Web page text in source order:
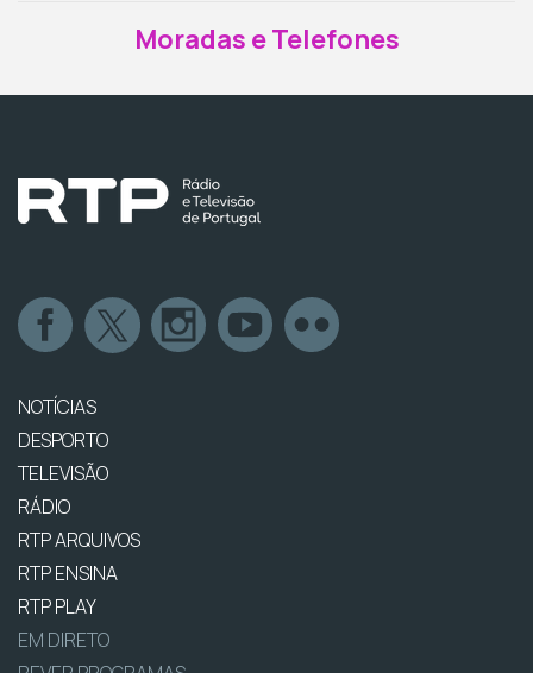
Moradas e Telefones
NOTÍCIAS
DESPORTO
TELEVISÃO
RÁDIO
RTP ARQUIVOS
RTP ENSINA
RTP PLAY
EM DIRETO